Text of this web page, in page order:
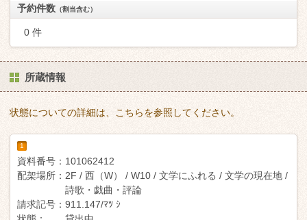
予約件数 （割当含む）
0 件
所蔵情報
状態についての詳細は、こちらを参照してください。
1
資料番号： 101062412
配架場所： 2F / 西（W） / W10 / 文学にふれる / 文学の現在地 /
詩歌・戯曲・評論
請求記号： 911.147/ﾏﾂ ｼ